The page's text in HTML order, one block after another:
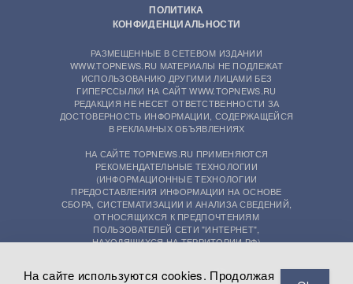
ПОЛИТИКА
КОНФИДЕНЦИАЛЬНОСТИ
РАЗМЕЩЕННЫЕ В СЕТЕВОМ ИЗДАНИИ
WWW.TOPNEWS.RU МАТЕРИАЛЫ НЕ ПОДЛЕЖАТ
ИСПОЛЬЗОВАНИЮ ДРУГИМИ ЛИЦАМИ БЕЗ
ГИПЕРССЫЛКИ НА САЙТ WWW.TOPNEWS.RU
РЕДАКЦИЯ НЕ НЕСЕТ ОТВЕТСТВЕННОСТИ ЗА
ДОСТОВЕРНОСТЬ ИНФОРМАЦИИ, СОДЕРЖАЩЕЙСЯ
В РЕКЛАМНЫХ ОБЪЯВЛЕНИЯХ
НА САЙТЕ TOPNEWS.RU ПРИМЕНЯЮТСЯ
РЕКОМЕНДАТЕЛЬНЫЕ ТЕХНОЛОГИИ
(ИНФОРМАЦИОННЫЕ ТЕХНОЛОГИИ
ПРЕДОСТАВЛЕНИЯ ИНФОРМАЦИИ НА ОСНОВЕ
СБОРА, СИСТЕМАТИЗАЦИИ И АНАЛИЗА СВЕДЕНИЙ,
ОТНОСЯЩИХСЯ К ПРЕДПОЧТЕНИЯМ
ПОЛЬЗОВАТЕЛЕЙ СЕТИ "ИНТЕРНЕТ",
НАХОДЯЩИХСЯ НА ТЕРРИТОРИИ РФ)
На сайте используются cookies. Продолжая